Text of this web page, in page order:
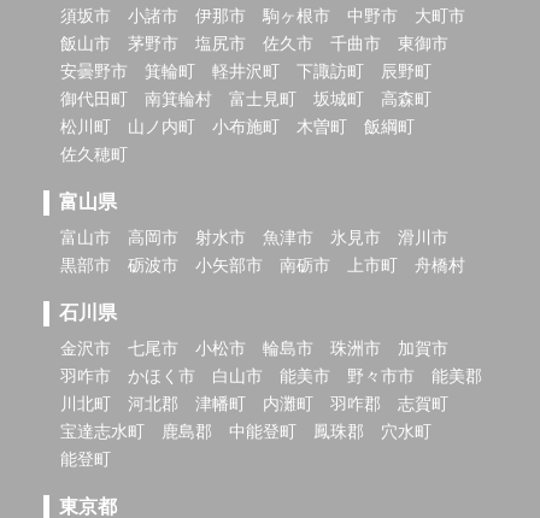
須坂市
小諸市 伊那市 駒ヶ根市 中野市
大町市
飯山市
茅野市 塩尻市 佐久市 千曲市
東御市
安曇野市
箕輪町 軽井沢町 下諏訪町
辰野町
御代田町
南箕輪村 富士見町 坂城町
高森町
松川町
山ノ内町 小布施町 木曽町
飯綱町
佐久穂町
富山県
富山市 高岡市 射水市 魚津市 氷見市
滑川市
黒部市
砺波市 小矢部市 南砺市 上市町 舟橋村
石川県
金沢市 七尾市 小松市 輪島市 珠洲市
加賀市
羽咋市
かほく市 白山市 能美市 野々市市
能美郡
川北町
河北郡 津幡町 内灘町 羽咋郡
志賀町
宝達志水町
鹿島郡 中能登町 鳳珠郡
穴水町
能登町
東京都